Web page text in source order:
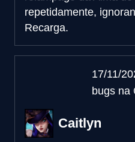
repetidamente,
Recarga.
17/11/
bugs na
Caitlyn